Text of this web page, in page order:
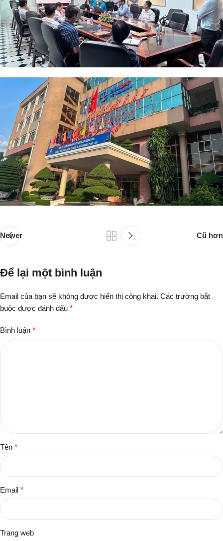
Newer Cũ hơn
Để lại một bình luận
Email của bạn sẽ không được hiển thị công khai. Các trường bắt
buộc được đánh dấu *
Bình luận *
Tên *
Email *
Trang web